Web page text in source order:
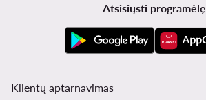
Atsisiųsti programėlę
Klientų aptarnavimas